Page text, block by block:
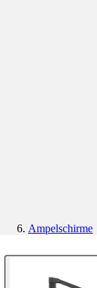
Ampelschirme